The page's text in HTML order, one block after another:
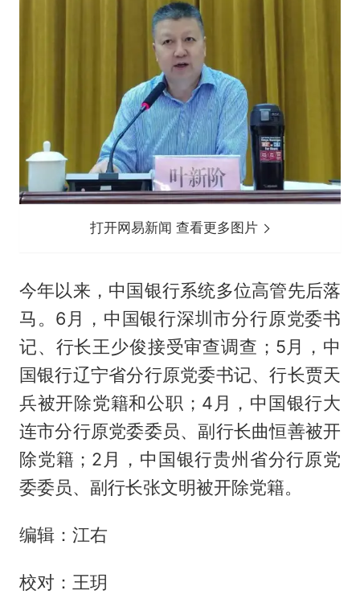
打开网易新闻 查看更多图片
今年以来，中国银行系统多位高管先后落
马。6月，中国银行深圳市分行原党委书
记、行长王少俊接受审查调查；5月，中
国银行辽宁省分行原党委书记、行长贾天
兵被开除党籍和公职；4月，中国银行大
连市分行原党委委员、副行长曲恒善被开
除党籍；2月，中国银行贵州省分行原党
委委员、副行长张文明被开除党籍。
编辑：江右
校对：王玥